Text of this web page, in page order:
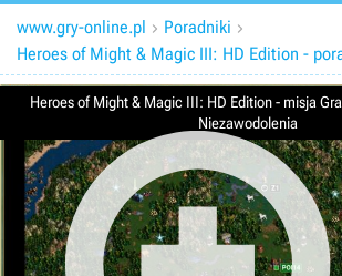
www.gry-online.pl  Poradniki 
Heroes of Might & Magic III: HD Edition -
Heroes of Might & Magic III: HD Edition - misja
Niezawodolenia